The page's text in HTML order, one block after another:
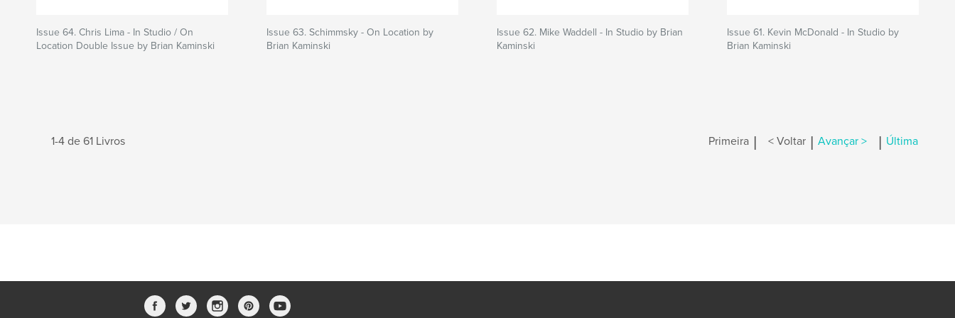
Issue 64. Chris Lima - In Studio / On
Location Double Issue by Brian Kaminski
Issue 63. Schimmsky - On Location by
Brian Kaminski
Issue 62. Mike Waddell - In Studio by Brian
Kaminski
Issue 61. Kevin McDonald - In Studio by
Brian Kaminski
1-4 de 61 Livros Primeira | < Voltar | Avançar > | Última